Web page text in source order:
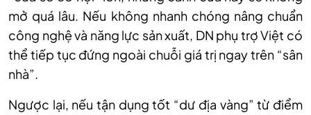
mở quá lâu. Nếu không nhanh chóng nâng chuẩn
công nghệ và năng lực sản xuất, DN phụ trợ Việt có
thể tiếp tục đứng ngoài chuỗi giá trị ngay trên “sân
nhà”.
Ngược lại, nếu tận dụng tốt “dư địa vàng” từ điểm